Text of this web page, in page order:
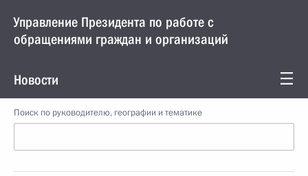
Управление Президента по работе с
обращениями граждан и организаций
Новости
Поиск по руководителю, географии и тематике